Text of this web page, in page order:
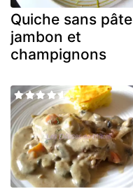
Quiche sans pâte
jambon et
champignons